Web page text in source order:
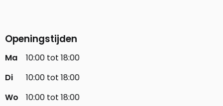
Openingstijden
Ma
10:00 tot 18:00
Di
10:00 tot 18:00
Wo
10:00 tot 18:00